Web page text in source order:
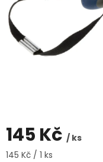
145 Kč / ks
Měrná
145 Kč / 1 ks